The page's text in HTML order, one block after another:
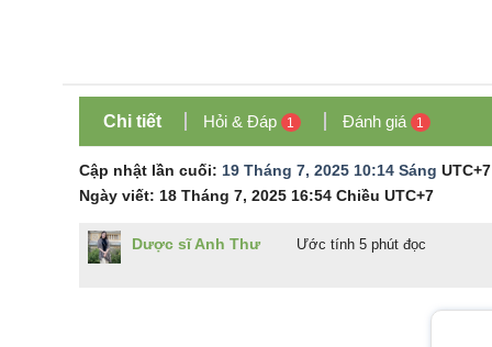
Chi tiết Hỏi & Đáp 1 Đánh giá 1
Cập nhật lần cuối: 19 Tháng 7, 2025 10:14 Sáng UTC+7
Ngày viết: 18 Tháng 7, 2025 16:54 Chiều UTC+7
Dược sĩ Anh Thư Ước tính 5 phút đọc